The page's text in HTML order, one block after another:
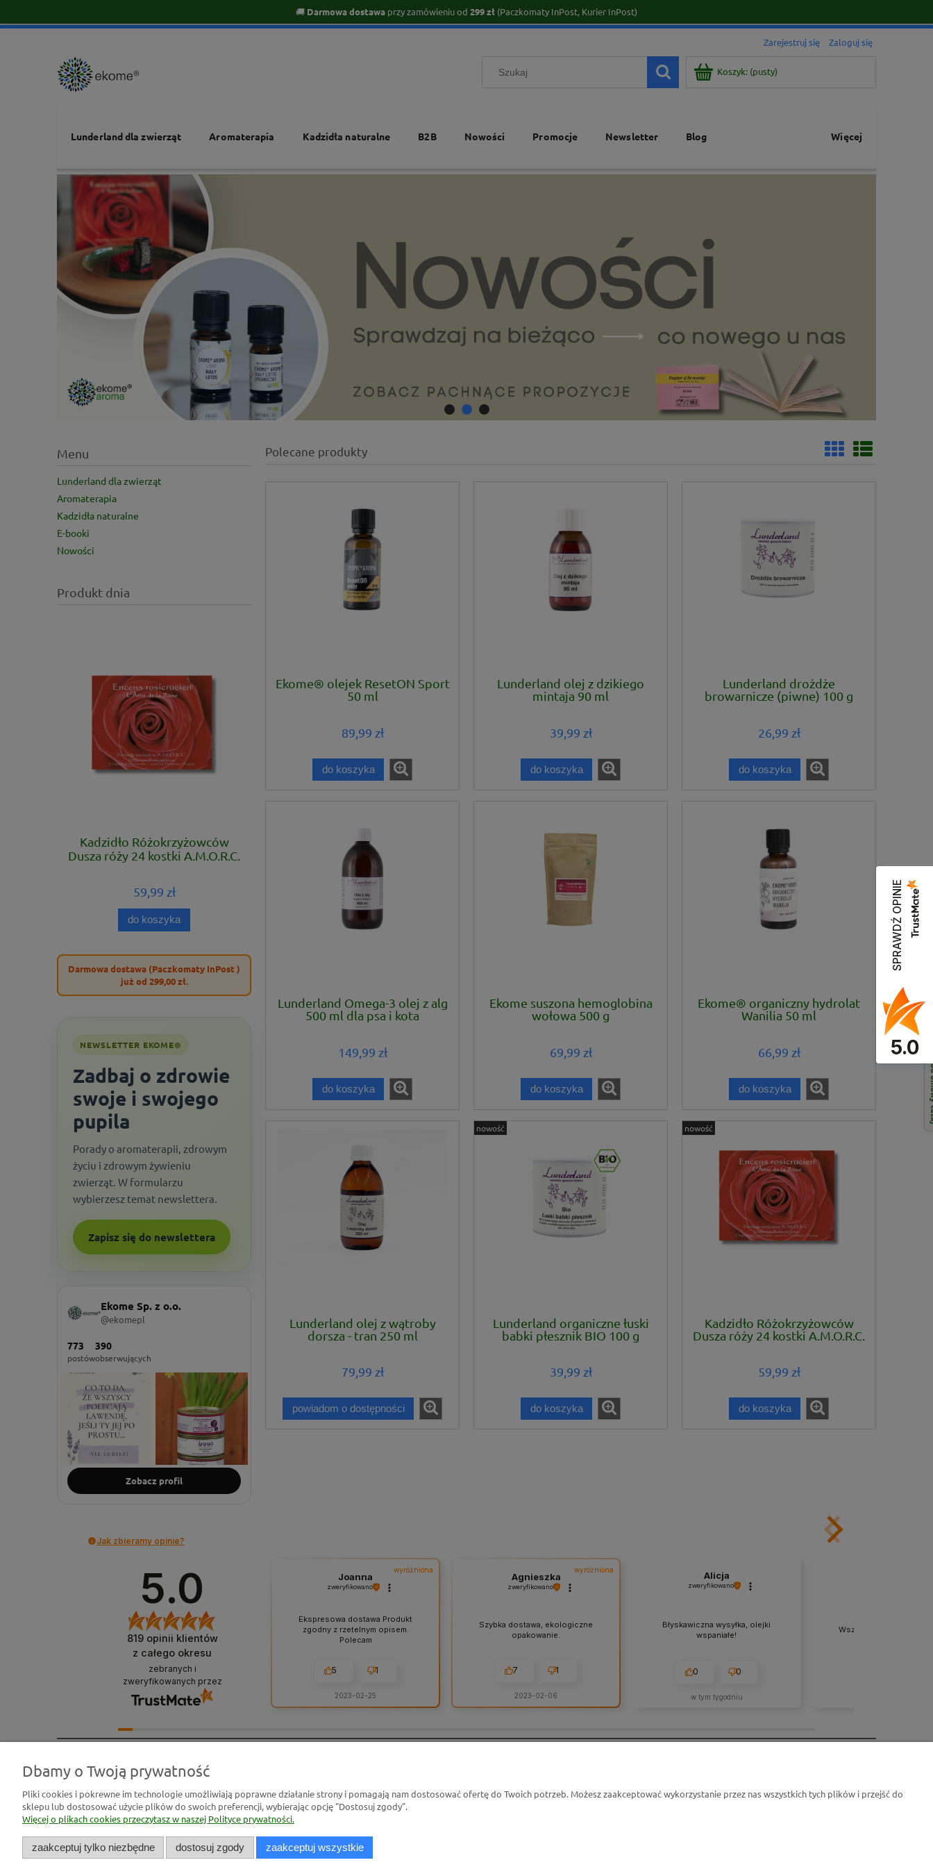
🚚 Darmowa dostawa przy zamówieniu od 299 zł (Paczkomaty InPost, Kurier InPost)
Zarejestruj się Zaloguj się
Koszyk: (pusty)
Lunderland dla zwierząt Aromaterapia Kadzidła naturalne B2B Nowości Promocje Newsletter Blog Więcej
Menu
Lunderland dla zwierząt
Aromaterapia
Kadzidła naturalne
E-booki
Nowości
Produkt dnia
Kadzidło Różokrzyżowców
Dusza róży 24 kostki A.M.O.R.C.
59,99 zł
do koszyka
Darmowa dostawa (Paczkomaty InPost )
już od 299,00 zł.
NEWSLETTER EKOME®
Zadbaj o zdrowie
swoje i swojego
pupila
Porady o aromaterapii, zdrowym
życiu i zdrowym żywieniu
zwierząt. W formularzu
wybierzesz temat newslettera.
Zapisz się do newslettera
Ekome Sp. z o.o.
@ekomepl
773
postów
390
obserwujących
Zobacz profil
Polecane produkty
Ekome® olejek ResetON Sport
50 ml
89,99 zł
do koszyka
Lunderland olej z dzikiego
mintaja 90 ml
39,99 zł
do koszyka
Lunderland drożdże
browarnicze (piwne) 100 g
26,99 zł
do koszyka
Lunderland Omega-3 olej z alg
500 ml dla psa i kota
149,99 zł
do koszyka
Ekome suszona hemoglobina
wołowa 500 g
69,99 zł
do koszyka
Ekome® organiczny hydrolat
Wanilia 50 ml
66,99 zł
do koszyka
Lunderland olej z wątroby
dorsza - tran 250 ml
79,99 zł
powiadom o dostępności
Lunderland organiczne łuski
babki płesznik BIO 100 g
39,99 zł
do koszyka
nowość
Kadzidło Różokrzyżowców
Dusza róży 24 kostki A.M.O.R.C.
59,99 zł
do koszyka
nowość
Jak zbieramy opinie?
5.0
819opinii klientów
z całego okresu
zebranych i
zweryfikowanych przez
wyróżniona
Joanna
zweryfikowano
Ekspresowa dostawa Produkt
zgodny z rzetelnym opisem.
Polecam
5 1
2023-02-25
wyróżniona
Agnieszka
zweryfikowano
Szybka dostawa, ekologiczne
opakowanie.
7 1
2023-02-06
Alicja
zweryfikowano
Błyskawiczna wysyłka, olejki
wspaniałe!
0 0
w tym tygodniu
Wszystko ok -szybka
Pomoc
Zwroty i reklamacje
Odstąp od umowy tutaj
Regulamin
Twoje zamówienia
Ustawienia konta
Formy płatności
Czas i koszt dostawy
Newsletter
O firmie
SPRAWDŹ OPINIE
5.0
Dbamy o Twoją prywatność
Pliki cookies i pokrewne im technologie umożliwiają poprawne działanie strony i pomagają nam dostosować ofertę do Twoich potrzeb. Możesz zaakceptować wykorzystanie przez nas wszystkich tych plików i przejść do
sklepu lub dostosować użycie plików do swoich preferencji, wybierając opcję "Dostosuj zgody".
Więcej o plikach cookies przeczytasz w naszej Polityce prywatności.
zaakceptuj tylko niezbędne dostosuj zgody zaakceptuj wszystkie